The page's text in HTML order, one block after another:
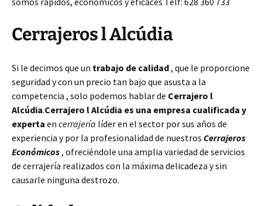
Cerrajeros l Alcúdia
Si le decimos que un trabajo de calidad, que le proporcione
seguridad y con un precio tan bajo que asusta a la
competencia , solo podemos hablar de Cerrajero l
Alcúdia.Cerrajero l Alcúdia es una empresa cualificada y
experta en cerrajería líder en el sector por sus años de
experiencia y por la profesionalidad de nuestros Cerrajeros
Económicos, ofreciéndole una amplia variedad de servicios
de cerrajería realizados con la máxima delicadeza y sin
causarle ninguna destrozo.